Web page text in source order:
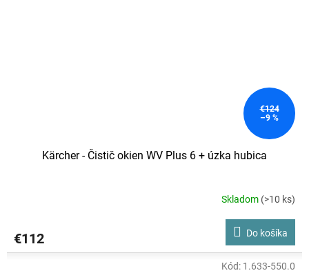
€124
–9 %
Kärcher - Čistič okien WV Plus 6 + úzka hubica
je
4,5
Skladom (>10 ks)
€112 Do košíka
Kód: 1.633-550.0